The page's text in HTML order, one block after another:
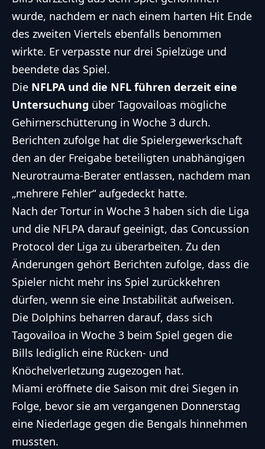
wurde, nachdem er nach einem harten Hit Ende
des zweiten Viertels ebenfalls benommen
wirkte. Er verpasste nur drei Spielzüge und
beendete das Spiel.
Die NFLPA und die NFL führen derzeit eine
Untersuchung über Tagovailoas mögliche
Gehirnerschütterung in Woche 3 durch.
Berichten zufolge hat die Spielergewerkschaft
den an der Freigabe beteiligten unabhängigen
Neurotrauma-Berater entlassen, nachdem man
„mehrere Fehler“ aufgedeckt hatte.
Nach der Tortur in Woche 3 haben sich die Liga
und die NFLPA darauf geeinigt, das Concussion
Protocol der Liga zu überarbeiten. Zu den
Änderungen gehört Berichten zufolge, dass die
Spieler nicht mehr ins Spiel zurückkehren
dürfen, wenn sie eine Instabilität aufweisen.
Die Dolphins beharren darauf, dass sich
Tagovailoa in Woche 3 beim Spiel gegen die
Bills lediglich eine Rücken- und
Knöchelverletzung zugezogen hat.
Miami eröffnete die Saison mit drei Siegen in
Folge, bevor sie am vergangenen Donnerstag
eine Niederlage gegen die Bengals hinnehmen
mussten.